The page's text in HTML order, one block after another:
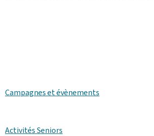
Campagnes et évènements
Activités Seniors